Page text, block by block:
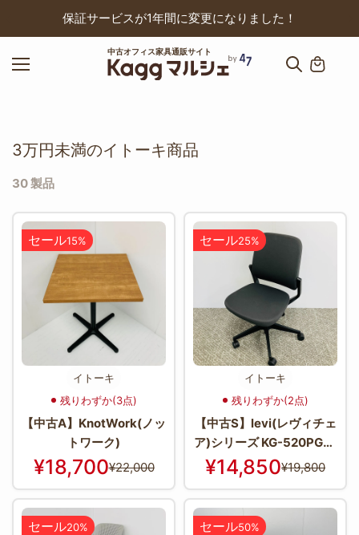
保証サービスが1年間に変更になりました！
中古オフィス家具通販サイト
3万円未満のイトーキ商品
30 製品
セール15%
イトーキ
残りわずか(3点)
【中古A】KnotWork(ノッ
トワーク)
¥18,700¥22,000
セール25%
イトーキ
残りわずか(2点)
【中古S】levi(レヴィチェ
ア)シリーズ KG-520PG-T
1W2
¥14,850¥19,800
セール20% セール50%